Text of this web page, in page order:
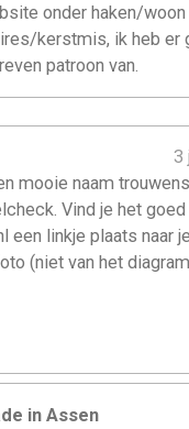
onder haken/woon
kerstmis, ik heb er
patroon van.
3
mooie naam
Vind je het
een linkje plaats naar
(niet van het
in Assen